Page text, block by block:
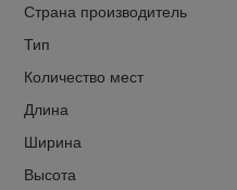
Страна производитель
Тип
Количество мест
Длина
Ширина
Высота